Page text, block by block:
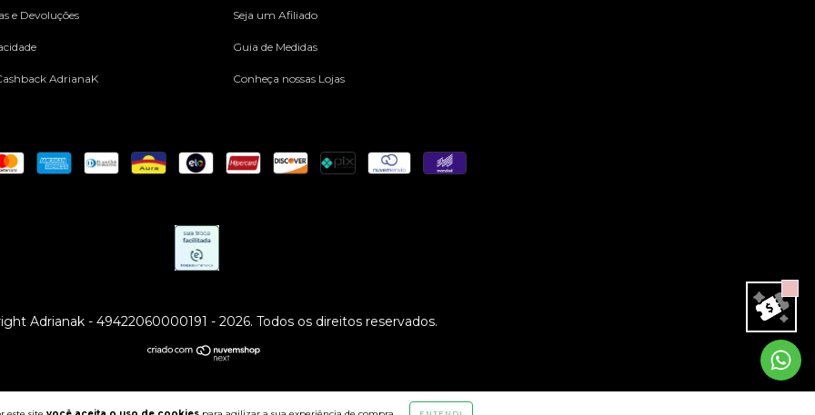
ENTENDI
e Devoluções
AdrianaK
Seja um Afiliado
Guia de Medidas
Conheça nossas Lojas
Adrianak - 49422060000191 - 2026. Todos os direitos reservados.